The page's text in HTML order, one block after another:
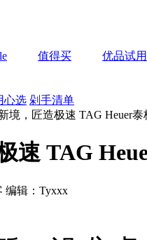
值得买
优品试用
心选 剁手清单
境，匠造极速 TAG Heuer
速 TAG
编辑：Tyxxx